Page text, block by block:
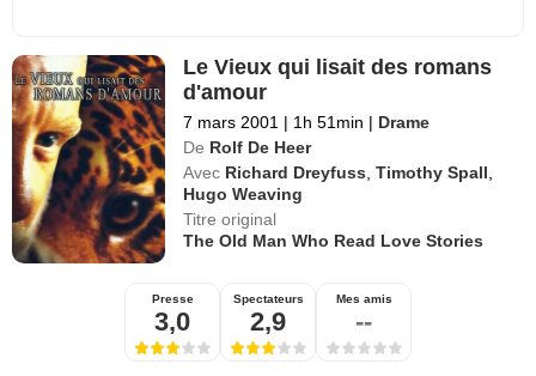
Le Vieux qui lisait des romans
d'amour
7 mars 2001 | 1h 51min | Drame
De Rolf De Heer
Avec Richard Dreyfuss ,Timothy Spall
Hugo Weaving
Titre original
The Old Man Who Read Love Stories
Presse
3,0
Spectateurs
2,9
Mes amis
--